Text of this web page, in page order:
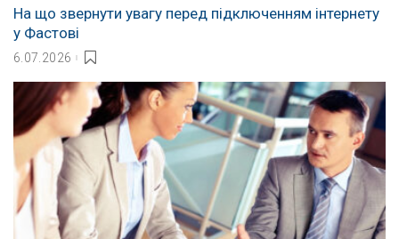
На що звернути увагу перед підключенням інтернету
у Фастові
6.07.2026